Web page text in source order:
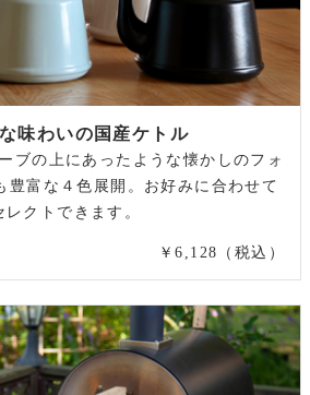
味わいの国産ケトル
ブの上にあったような懐かしのフォ
豊富な４色展開。お好みに合わせて
レクトできます。
￥6,128（税込）